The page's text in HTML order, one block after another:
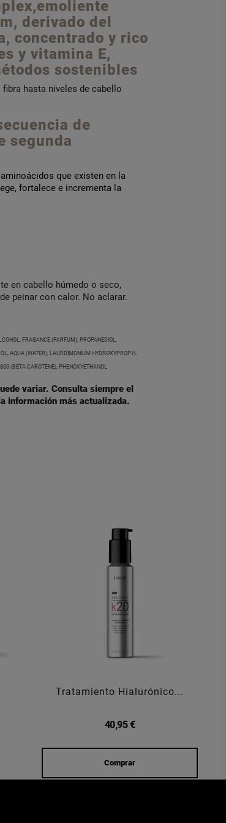
derivado del
concentrado y rico
y vitamina E,
sostenibles
hasta niveles de cabello
de
segunda
que existen en la
fortalece e incrementa la
en cabello húmedo o seco,
peinar con calor. No aclarar.
FRAGANCE (PARFUM), PROPANEDIOL,
AQUA (WATER), LAURDIMONIUM HYDROXYPROPYL
(BETA-CAROTENE), PHENOXYETHANOL
variar. Consulta siempre el
información más actualizada.
Tratamiento Hialurónico...
40,95 €
Comprar